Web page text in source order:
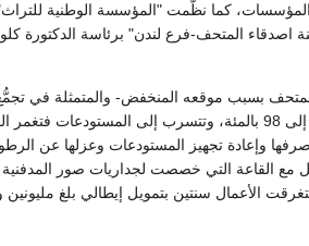
كما نظَّمت "المؤسسة الوطنية
اصدقاء المتحف-فرع لندن" برئاسة الدكتورة
بسبب موقعه المنخفض- والمتمثلة في تجمُّع
فتصل إلى 98 بالمئة، وتتسرب إلى
من سحب المياه وصرفها وإعادة تجهيز المستودعات
مع القاعة التي خصصت لجداريات صور
سنتين بتمويل إيطالي بلغ مليونين و20 ألف